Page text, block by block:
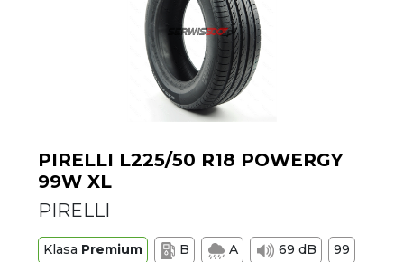
PIRELLI L225/50 R18 POWERGY
99W XL
PIRELLI
Klasa Premium B A 69 dB
99